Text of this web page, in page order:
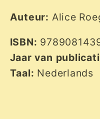
Auteur: Alice
ISBN:
Jaar van
Taal: Nederlands